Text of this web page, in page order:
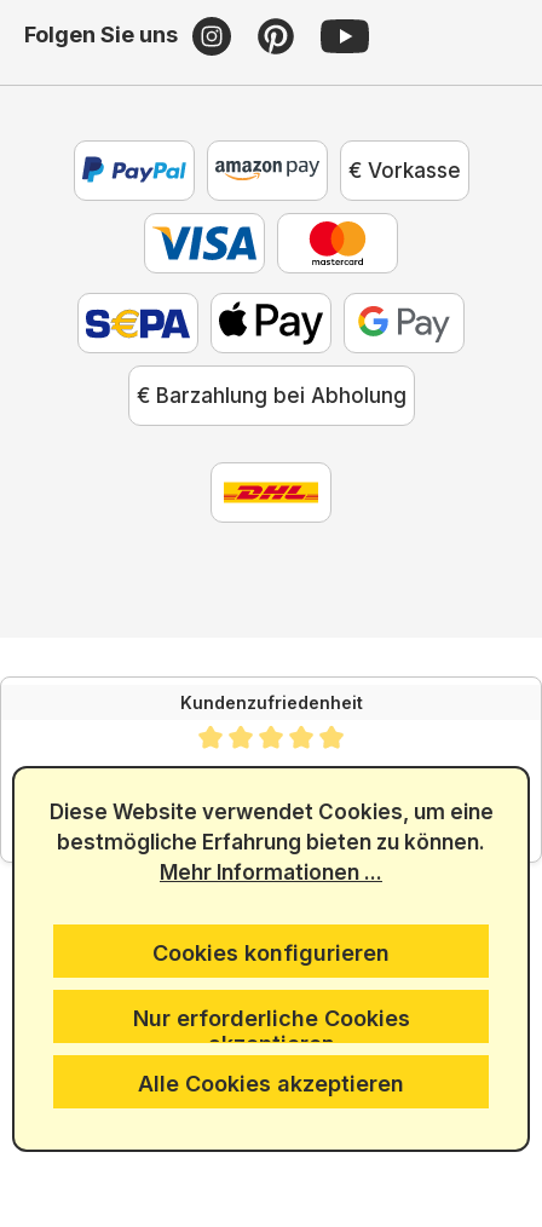
Folgen Sie uns
€ Vorkasse
€ Barzahlung bei Abholung
Kundenzufriedenheit
Durchschnittliche Bewertung von 4.88 von 5 Sternen
SEHR GUT
4.88/ 5.00
aus 5965 Bewertungen
Diese Website verwendet Cookies, um eine
bestmögliche Erfahrung bieten zu können.
Mehr Informationen ...
Alle Cookies akzeptieren
Cookies konfigurieren
Nur erforderliche Cookies
akzeptieren